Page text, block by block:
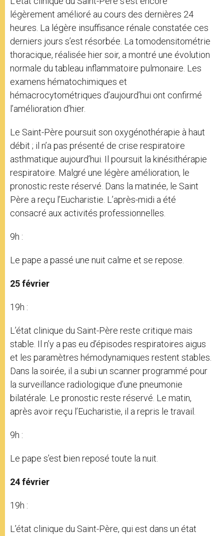
légèrement amélioré au cours des dernières 24
heures. La légère insuffisance rénale constatée ces
derniers jours s’est résorbée. La tomodensitométrie
thoracique, réalisée hier soir, a montré une évolution
normale du tableau inflammatoire pulmonaire. Les
examens hématochimiques et
hémacrocytométriques d’aujourd’hui ont confirmé
l’amélioration d’hier.
Le Saint-Père poursuit son oxygénothérapie à haut
débit ; il n’a pas présenté de crise respiratoire
asthmatique aujourd’hui. Il poursuit la kinésithérapie
respiratoire. Malgré une légère amélioration, le
pronostic reste réservé. Dans la matinée, le Saint
Père a reçu l’Eucharistie. L’après-midi a été
consacré aux activités professionnelles.
9h :
Le pape a passé une nuit calme et se repose.
25 février
19h :
L’état clinique du Saint-Père reste critique mais
stable. Il n’y a pas eu d’épisodes respiratoires aigus
et les paramètres hémodynamiques restent stables.
Dans la soirée, il a subi un scanner programmé pour
la surveillance radiologique d’une pneumonie
bilatérale. Le pronostic reste réservé. Le matin,
après avoir reçu l’Eucharistie, il a repris le travail.
9h :
Le pape s’est bien reposé toute la nuit.
24 février
19h :
L’état clinique du Saint-Père, qui est dans un état